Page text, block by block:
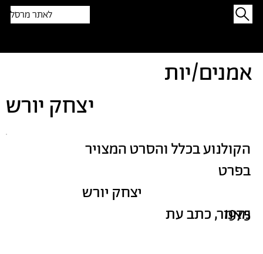
לאתר מרסל
מאמר, כתב עת
הקולנוע בכלל והסרט המצויר
בפרט
יצחק יורש
1975
יצחק יורש
אמנים/יות